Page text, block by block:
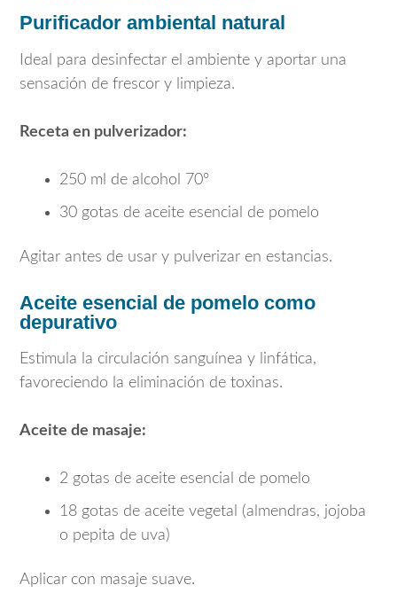
Purificador ambiental natural
Ideal para desinfectar el ambiente y aportar una
sensación de frescor y limpieza.
Receta en pulverizador:
250 ml de alcohol 70º
30 gotas de aceite esencial de pomelo
Agitar antes de usar y pulverizar en estancias.
Aceite esencial de pomelo como
depurativo
Estimula la circulación sanguínea y linfática,
favoreciendo la eliminación de toxinas.
Aceite de masaje:
2 gotas de aceite esencial de pomelo
18 gotas de aceite vegetal (almendras, jojoba
o pepita de uva)
Aplicar con masaje suave.